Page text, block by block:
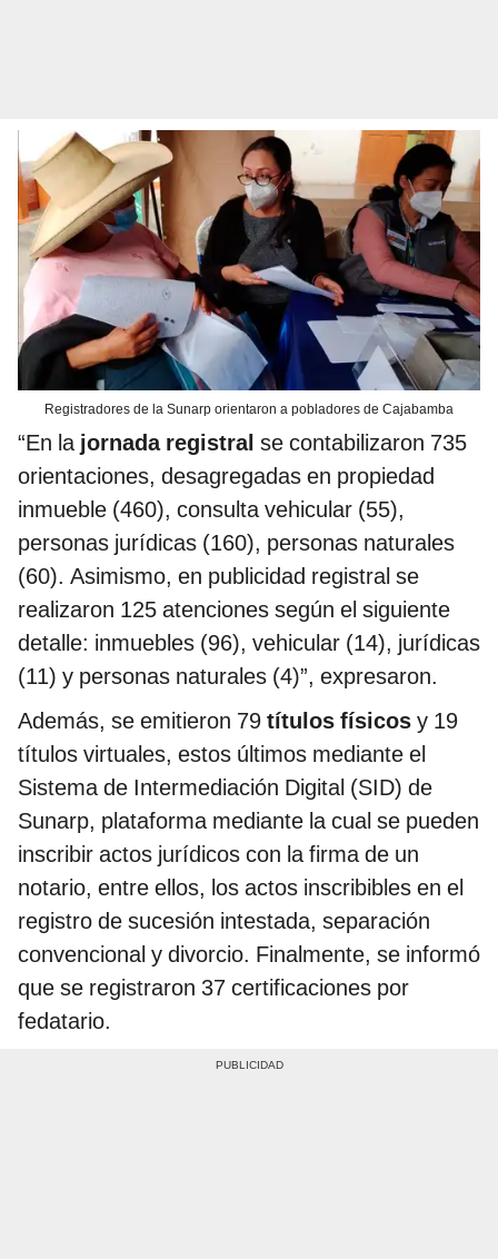
Registradores de la Sunarp orientaron a pobladores de Cajabamba
“En la jornada registral se contabilizaron 735
orientaciones, desagregadas en propiedad
inmueble (460), consulta vehicular (55),
personas jurídicas (160), personas naturales
(60). Asimismo, en publicidad registral se
realizaron 125 atenciones según el siguiente
detalle: inmuebles (96), vehicular (14), jurídicas
(11) y personas naturales (4)”, expresaron.
Además, se emitieron 79 títulos físicos y 19
títulos virtuales, estos últimos mediante el
Sistema de Intermediación Digital (SID) de
Sunarp, plataforma mediante la cual se pueden
inscribir actos jurídicos con la firma de un
notario, entre ellos, los actos inscribibles en el
registro de sucesión intestada, separación
convencional y divorcio. Finalmente, se informó
que se registraron 37 certificaciones por
fedatario.